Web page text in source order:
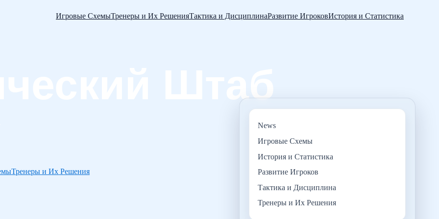
Игровые СхемыТренеры и Их РешенияТактика и ДисциплинаРазвитие ИгроковИстория и Статистика
Тренеры и Их Решения
News
Игровые Схемы
История и Статистика
Развитие Игроков
Тактика и Дисциплина
Тренеры и Их Решения